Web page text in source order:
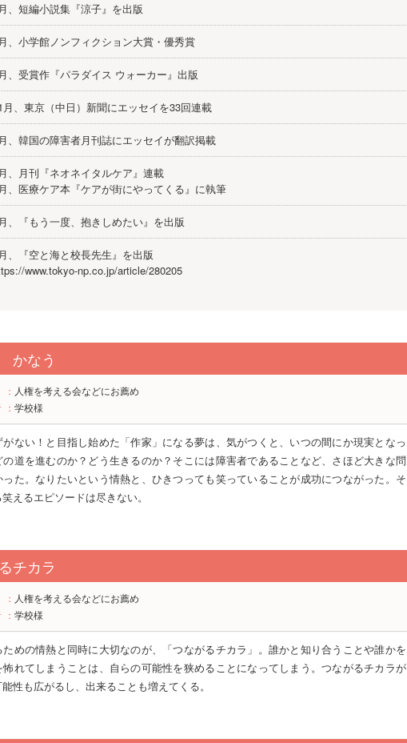
、短編小説集『涼子』を出版
、小学館ノンフィクション大賞・優秀賞
、受賞作『パラダイス ウォーカー』出版
月、東京（中日）新聞にエッセイを33回連載
、韓国の障害者月刊誌にエッセイが翻訳掲載
、月刊『ネオネイタルケア』連載
、医療ケア本『ケアが街にやってくる』に執筆
、『もう一度、抱きしめたい』を出版
、『空と海と校長先生』を出版
www.tokyo-np.co.jp/article/280205
かなう
： 人権を考える会などにお薦め
： 学校様
がない！と目指し始めた「作家」になる夢は、気がつくと、いつの間にか現実となっ
道を進むのか？どう生きるのか？そこには障害者であることなど、さほど大きな問
った。なりたいという情熱と、ひきつっても笑っていることが成功につながった。そ
えるエピソードは尽きない。
チカラ
： 人権を考える会などにお薦め
： 学校様
めの情熱と同時に大切なのが、「つながるチカラ」。誰かと知り合うことや誰かを
れてしまうことは、自らの可能性を狭めることになってしまう。つながるチカラが
性も広がるし、出来ることも増えてくる。